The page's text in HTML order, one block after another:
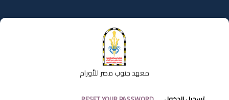
إلى
المحتوى
معهد جنوب مصر للأورام